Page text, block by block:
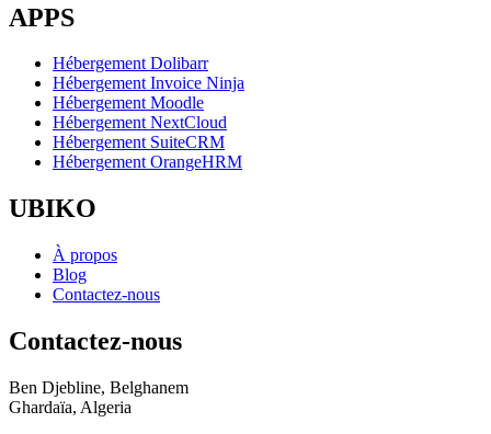
APPS
Hébergement Dolibarr
Hébergement Invoice Ninja
Hébergement Moodle
Hébergement NextCloud
Hébergement SuiteCRM
Hébergement OrangeHRM
UBIKO
À propos
Blog
Contactez-nous
Contactez-nous
Ben Djebline, Belghanem
Ghardaïa, Algeria